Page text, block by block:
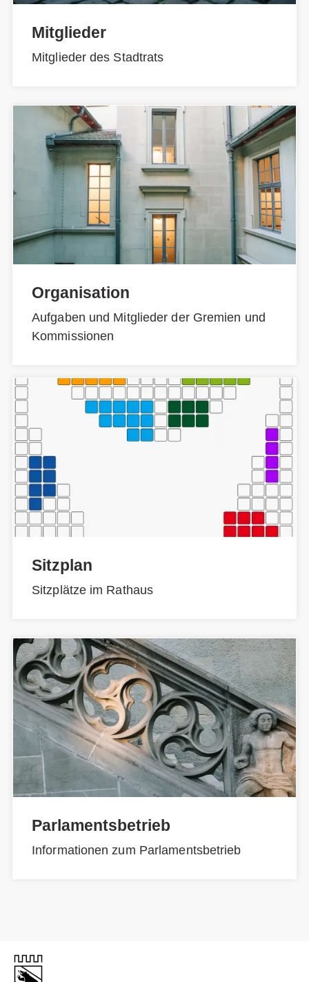
Mitglieder
Mitglieder des Stadtrats
Organisation
Aufgaben und Mitglieder der Gremien und
Kommissionen
Sitzplan
Sitzplätze im Rathaus
Parlamentsbetrieb
Informationen zum Parlamentsbetrieb